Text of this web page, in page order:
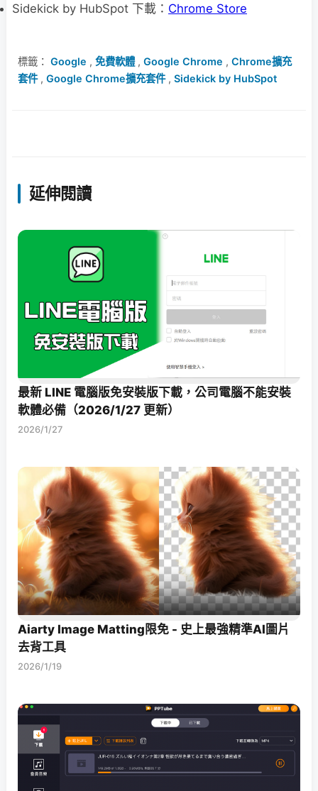
Sidekick by HubSpot 下載： Chrome Store
標籤： Google , 免費軟體, Google Chrome , Chrome擴充
套件, Google Chrome擴充套件, Sidekick by HubSpot
延伸閱讀
最新 LINE 電腦版免安裝版下載，公司電腦不能安裝
軟體必備（2026/1/27 更新）
2026/1/27
Aiarty Image Matting限免 - 史上最強精準AI圖片
去背工具
2026/1/19